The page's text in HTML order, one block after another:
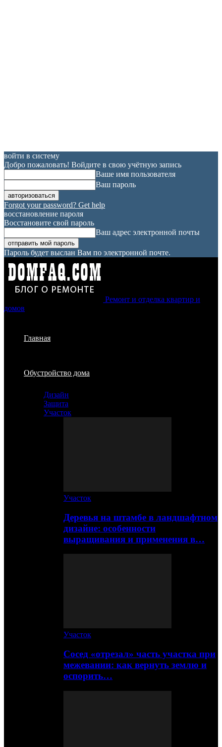
войти в систему
Добро пожаловать! Войдите в свою учётную запись
Ваше имя пользователя
Ваш пароль
Forgot your password? Get help
восстановление пароля
Восстановите свой пароль
Ваш адрес электронной почты
Пароль будет выслан Вам по электронной почте.
Ремонт и отделка квартир и
домов
Главная
Обустройство дома
Дизайн
Защита
Участок
Участок
Деревья на штамбе в ландшафтном
дизайне: особенности
выращивания и применения в…
Участок
Сосед «отрезал» часть участка при
межевании: как вернуть землю и
оспорить…